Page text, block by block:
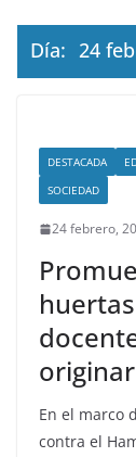
Día: 24
DESTACADA
SOCIEDAD
24 febrero,
En el marco
contra el